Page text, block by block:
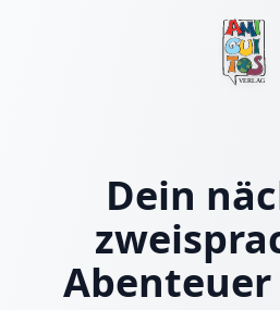
Dein